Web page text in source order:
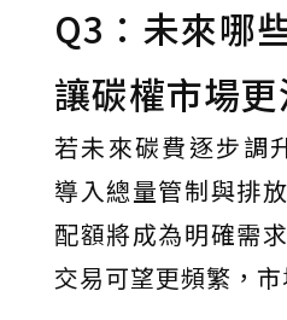
Q3：未來哪
讓碳權市場更
若未來碳費逐步調
導入總量管制與排
配額將成為明確需
交易可望更頻繁，